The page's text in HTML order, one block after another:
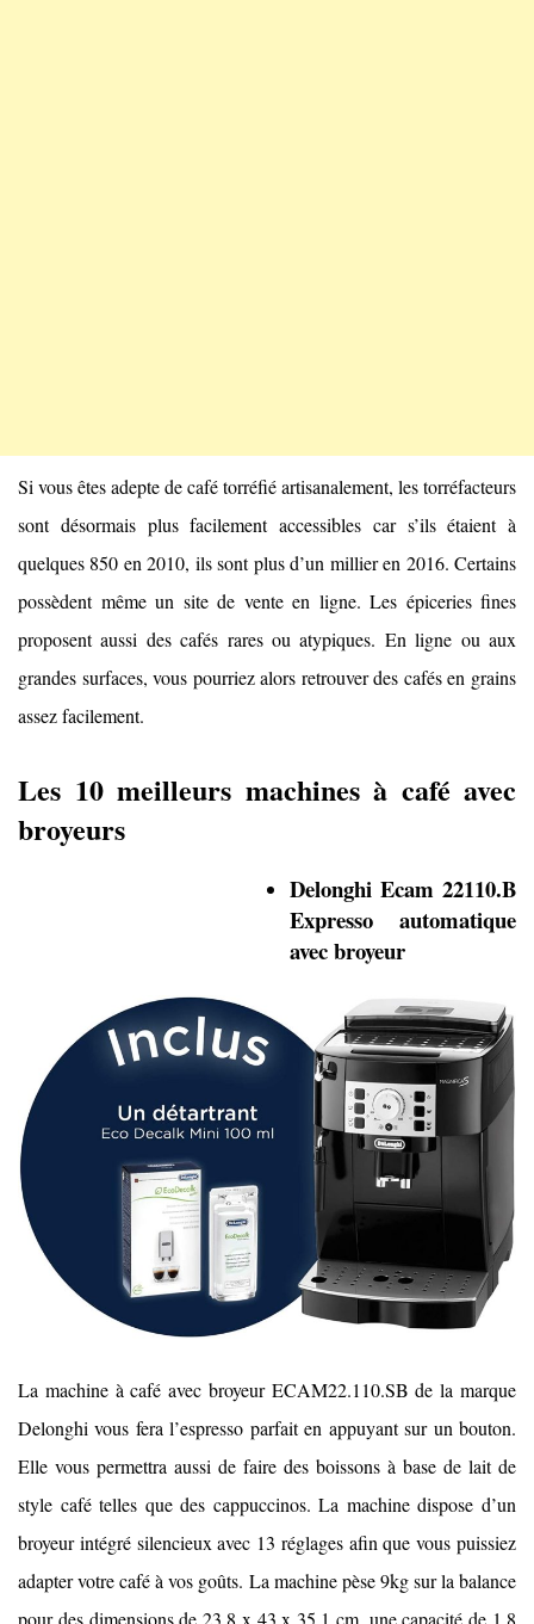
Si vous êtes adepte de café torréfié artisanalement, les torréfacteurs
sont désormais plus facilement accessibles car s’ils étaient à
quelques 850 en 2010, ils sont plus d’un millier en 2016. Certains
possèdent même un site de vente en ligne. Les épiceries fines
proposent aussi des cafés rares ou atypiques. En ligne ou aux
grandes surfaces, vous pourriez alors retrouver des cafés en grains
assez facilement.
Les 10 meilleurs machines à café avec
broyeurs
Delonghi Ecam 22110.B
Expresso automatique
avec broyeur
La machine à café avec broyeur ECAM22.110.SB de la marque
Delonghi vous fera l’espresso parfait en appuyant sur un bouton.
Elle vous permettra aussi de faire des boissons à base de lait de
style café telles que des cappuccinos. La machine dispose d’un
broyeur intégré silencieux avec 13 réglages afin que vous puissiez
adapter votre café à vos goûts. La machine pèse 9kg sur la balance
pour des dimensions de 23,8 x 43 x 35,1 cm, une capacité de 1.8